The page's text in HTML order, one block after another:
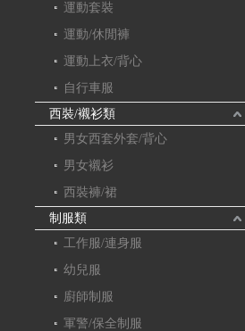
運動套裝
運動/休閒褲
運動上衣/背心
自行車服
西裝/襯衫類
男女西套外套/背心
男女襯衫
西裝褲/裙
制服類
工作服/連身服
幼兒服
廚師制服
軍警/保全制服